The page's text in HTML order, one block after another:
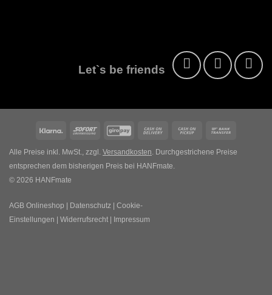
Let`s be friends
Klarna Sofort GiroPay
Cash
Delivery
Cash
Pickup
Alle Preise inkl. MwSt., zzgl. Versandkosten . Durchgestrichene Preise
entsprechen dem bisherigen Preis bei HANFmate.
© 2026 HANFmate
AGB Onlineshop | Datenschutz | Cookie-
Einstellungen | Widerrufsrecht | Impressum